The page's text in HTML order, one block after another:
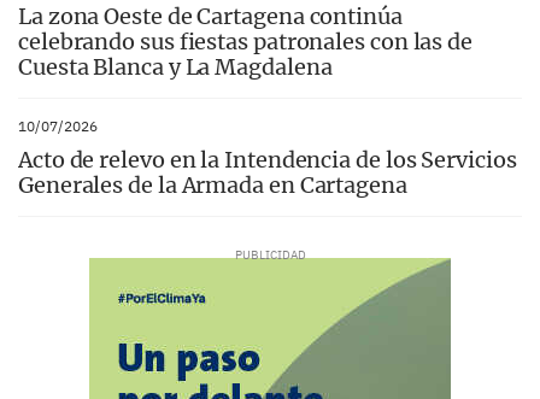
La zona Oeste de Cartagena continúa
celebrando sus fiestas patronales con las de
Cuesta Blanca y La Magdalena
10/07/2026
Acto de relevo en la Intendencia de los Servicios
Generales de la Armada en Cartagena